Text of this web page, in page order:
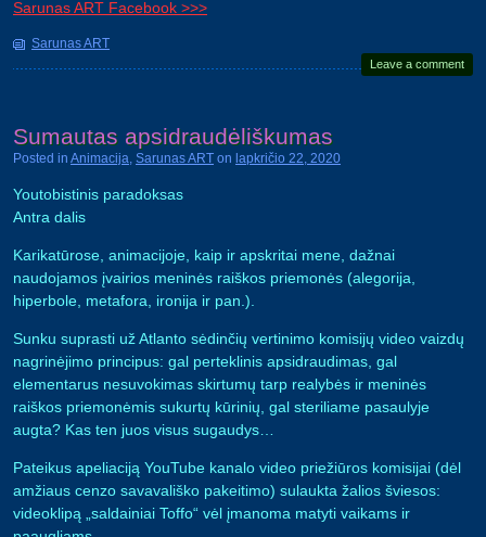
Sarunas ART Facebook >>>
Sarunas ART
Leave a comment
Sumautas apsidraudėliškumas
Posted in Animacija, Sarunas ART on lapkričio 22, 2020
Youtobistinis paradoksas
Antra dalis
Karikatūrose, animacijoje, kaip ir apskritai mene, dažnai
naudojamos įvairios meninės raiškos priemonės (alegorija,
hiperbole, metafora, ironija ir pan.).
Sunku suprasti už Atlanto sėdinčių vertinimo komisijų video vaizdų
nagrinėjimo principus: gal perteklinis apsidraudimas, gal
elementarus nesuvokimas skirtumų tarp realybės ir meninės
raiškos priemonėmis sukurtų kūrinių, gal steriliame pasaulyje
augta? Kas ten juos visus sugaudys…
Pateikus apeliaciją YouTube kanalo video priežiūros komisijai (dėl
amžiaus cenzo savavališko pakeitimo) sulaukta žalios šviesos:
videoklipą „saldainiai Toffo“ vėl įmanoma matyti vaikams ir